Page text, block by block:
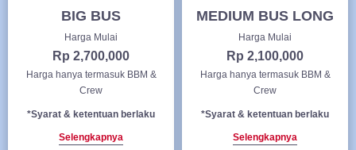
BIG BUS
Harga Mulai
Rp 2,700,000
Harga hanya termasuk BBM &
Crew
*Syarat & ketentuan berlaku
Selengkapnya
MEDIUM BUS LONG
Harga Mulai
Rp 2,100,000
Harga hanya termasuk BBM &
Crew
*Syarat & ketentuan berlaku
Selengkapnya